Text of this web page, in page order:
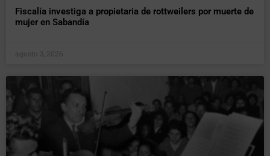
Fiscalía investiga a propietaria de rottweilers por muerte de
mujer en Sabandía
agosto 3, 2026